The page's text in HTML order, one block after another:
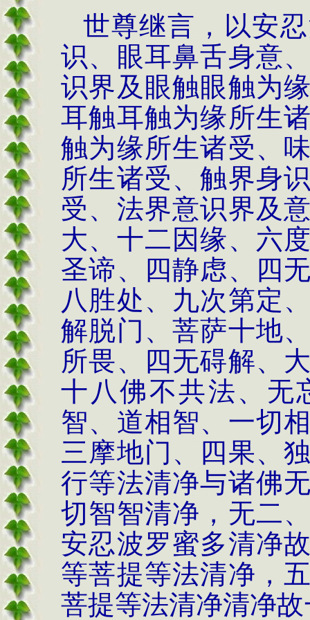
世尊继言， 以安
识、眼耳鼻舌身意
识界及眼触眼触为
耳触耳触为缘所生
触为缘所生诸受、
所生诸受、触界身
受、法界意识界及
大、十二因缘、六
圣谛、四静虑、四
八胜处、九次第定
解脱门、菩萨十地
所畏、四无碍解、
十八佛不共法、无
智、道相智、一切
三摩地门、四果、
行等法清净与诸佛
切智智清净，无二
安忍波罗蜜多清净
等菩提等法清净，
菩提等法清净清净